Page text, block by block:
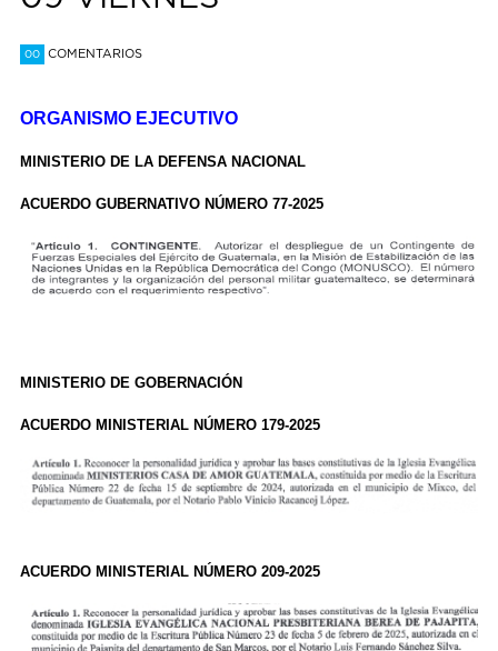
00 COMENTARIOS
ORGANISMO EJECUTIVO
MINISTERIO DE LA DEFENSA NACIONAL
ACUERDO GUBERNATIVO NÚMERO 77-2025
MINISTERIO DE GOBERNACIÓN
ACUERDO MINISTERIAL NÚMERO 179-2025
ACUERDO MINISTERIAL NÚMERO 209-2025